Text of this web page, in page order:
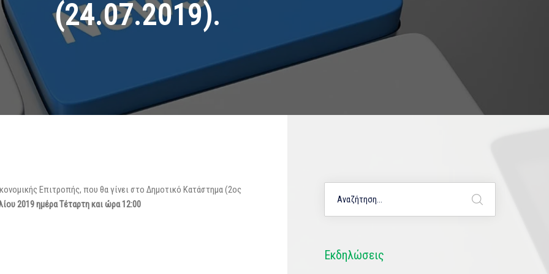
(24.07.2019).
Επιτροπής, που θα γίνει στο Δημοτικό Κατάστημα (2ος
2019 ημέρα Τέταρτη και ώρα 12:00
Εκδηλώσεις